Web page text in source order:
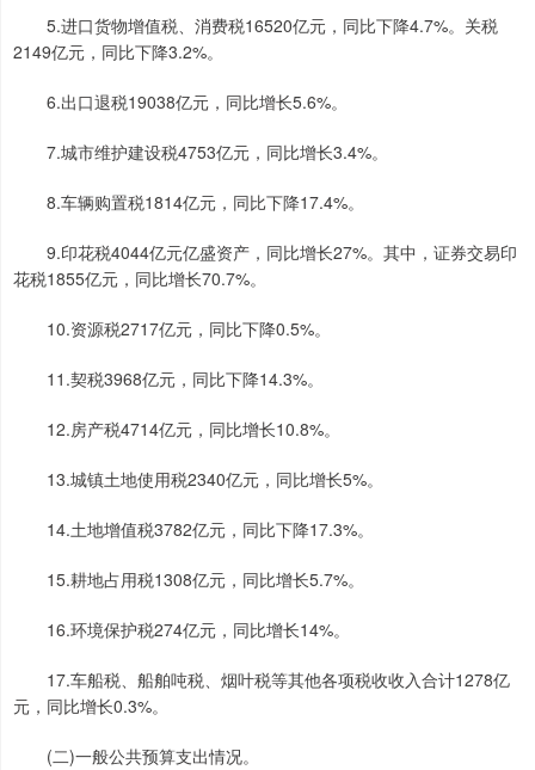
5.进口货物增值税、消费税16520亿元，同比下降4.7%。关税
2149亿元，同比下降3.2%。
6.出口退税19038亿元，同比增长5.6%。
7.城市维护建设税4753亿元，同比增长3.4%。
8.车辆购置税1814亿元，同比下降17.4%。
9.印花税4044亿元亿盛资产，同比增长27%。其中，证券交易印
花税1855亿元，同比增长70.7%。
10.资源税2717亿元，同比下降0.5%。
11.契税3968亿元，同比下降14.3%。
12.房产税4714亿元，同比增长10.8%。
13.城镇土地使用税2340亿元，同比增长5%。
14.土地增值税3782亿元，同比下降17.3%。
15.耕地占用税1308亿元，同比增长5.7%。
16.环境保护税274亿元，同比增长14%。
17.车船税、船舶吨税、烟叶税等其他各项税收收入合计1278亿
元，同比增长0.3%。
(二)一般公共预算支出情况。